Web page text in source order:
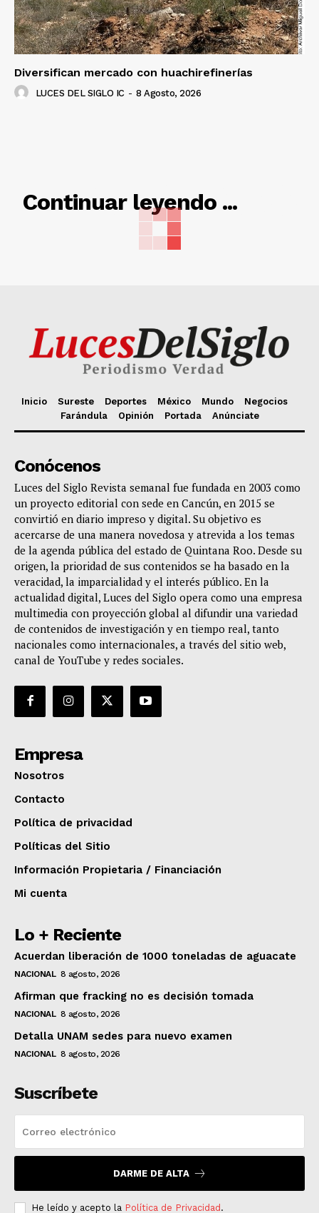
Diversifican mercado con huachirefinerías
LUCES DEL SIGLO IC - 8 Agosto, 2026
Continuar leyendo ...
RELACIONADO
Inicio Sureste Deportes México Mundo
Negocios
Farándula
Opinión Portada Anúnciate
Conócenos
Luces del Siglo Revista semanal fue fundada en 2003 como
un proyecto editorial con sede en Cancún, en 2015 se
convirtió en diario impreso y digital. Su objetivo es
acercarse de una manera novedosa y atrevida a los temas
de la agenda pública del estado de Quintana Roo. Desde su
origen, la prioridad de sus contenidos se ha basado en la
veracidad, la imparcialidad y el interés público. En la
actualidad digital, Luces del Siglo opera como una empresa
multimedia con proyección global al difundir una variedad
de contenidos de investigación y en tiempo real, tanto
nacionales como internacionales, a través del sitio web,
canal de YouTube y redes sociales.
Empresa
Nosotros
Contacto
Política de privacidad
Políticas del Sitio
Información Propietaria / Financiación
Mi cuenta
Lo + Reciente
Acuerdan liberación de 1000 toneladas de aguacate
NACIONAL 8 agosto, 2026
Afirman que fracking no es decisión tomada
NACIONAL 8 agosto, 2026
Detalla UNAM sedes para nuevo examen
NACIONAL 8 agosto, 2026
Suscríbete
DARME DE ALTA
He leído y acepto la Política de Privacidad .